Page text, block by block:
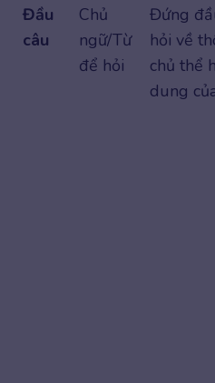
Đầu
câu
Chủ
ngữ/Từ
để hỏi
Đứng
hỏi về
chủ thể
dung